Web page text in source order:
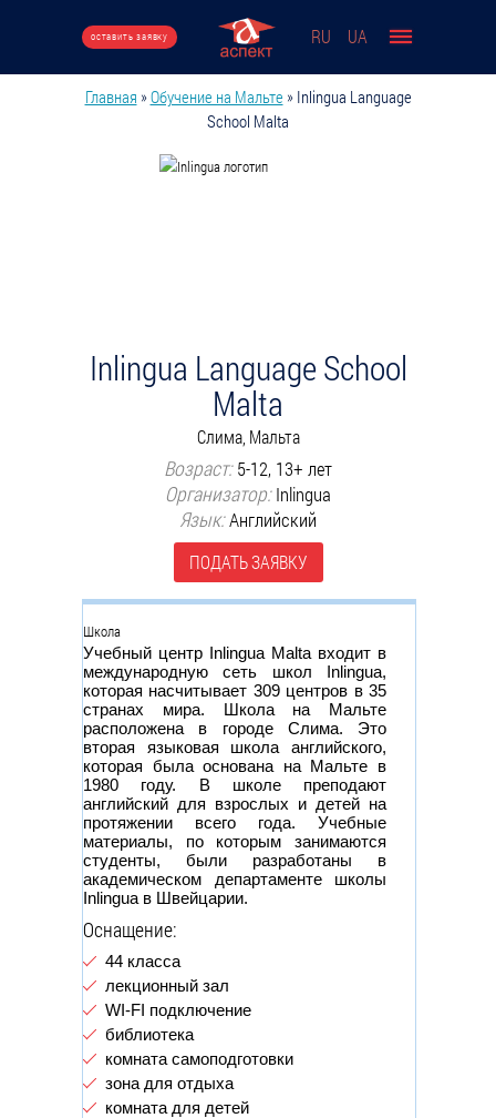
оставить заявку RU UA
Вы здесь
Главная »Обучение на Мальте » Inlingua Language
School Malta
Inlingua Language School
Malta
Слима, Мальта
Возраст:5-12, 13+ лет
Организатор:Inlingua
Язык:Английский
ПОДАТЬ ЗАЯВКУ
Группа
Школа
Учебный центр Inlingua Malta входит в
международную сеть школ Inlingua,
которая насчитывает 309 центров в 35
странах мира. Школа на Мальте
расположена в городе Слима. Это
вторая языковая школа английского,
которая была основана на Мальте в
1980 году. В школе преподают
английский для взрослых и детей на
протяжении всего года. Учебные
материалы, по которым занимаются
студенты, были разработаны в
академическом департаменте школы
Inlingua в Швейцарии.
Оснащение:
44 класса
лекционный зал
WI-FI подключение
библиотека
комната самоподготовки
зона для отдыха
комната для детей